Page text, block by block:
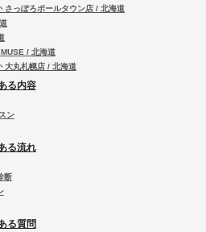
さっぽろポールタウン店 / 北海道
/ 北海道
大丸札幌店 / 北海道
る内容
ン
る流れ
断
る質問